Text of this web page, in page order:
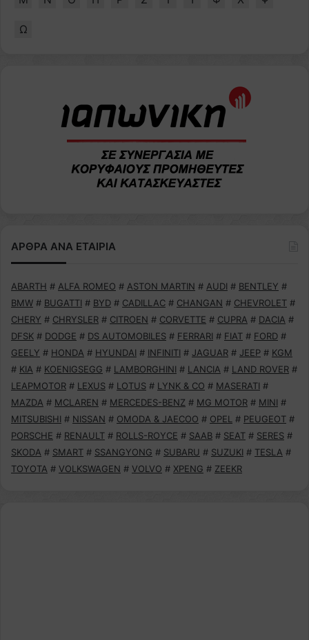
Ω
ΑΡΘΡΑ ΑΝΑ ΕΤΑΙΡΙΑ
ABARTH # ALFA ROMEO # ASTON MARTIN # AUDI # BENTLEY #
BMW # BUGATTI # BYD # CADILLAC # CHANGAN # CHEVROLET #
CHERY # CHRYSLER # CITROEN # CORVETTE # CUPRA # DACIA #
DFSK # DODGE # DS AUTOMOBILES # FERRARI # FIAT # FORD #
GEELY # HONDA # HYUNDAI # INFINITI # JAGUAR # JEEP # KGM
# KIA # KOENIGSEGG # LAMBORGHINI # LANCIA # LAND ROVER #
LEAPMOTOR # LEXUS # LOTUS # LYNK & CO # MASERATI #
MAZDA # MCLAREN # MERCEDES-BENZ # MG MOTOR # MINI #
MITSUBISHI # NISSAN # OMODA & JAECOO # OPEL # PEUGEOT #
PORSCHE # RENAULT # ROLLS-ROYCE # SAAB # SEAT # SERES #
SKODA # SMART # SSANGYONG # SUBARU # SUZUKI # TESLA #
TOYOTA # VOLKSWAGEN # VOLVO # XPENG # ZEEKR